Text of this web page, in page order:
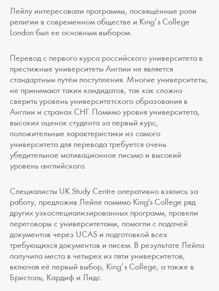
Лейлу интересовали программы, посвящённые роли
религии в современном обществе и King’s College
London был ее основным выбором.
Перевод с первого курса российского университета в
престижные университеты Англии не является
стандартным путём поступления. Многие университеты,
не принимают таких кандидатов, так как сложно
сверить уровень университетского образования в
Англии и странах СНГ. Помимо уровня университета,
высоких оценок студента за первый курс,
положительные характеристики из самого
университета для перевода требуется очень
убедительное мотивационное письмо и высокий
уровень английского.
Специалисты UK Study Centre оперативно взялись за
работу, предложив Лейле помимо King's College ряд
других узкоспециализированных программ, провели
переговоры с университетами, помогли с подачей
документов через UCAS и подготовкой всех
требующихся документов и писем. В результате Лейла
получила места в четырех из пяти университетов,
включая её первый выбор, King’s College, а также в
Бристоль, Кардиф и Лидс.